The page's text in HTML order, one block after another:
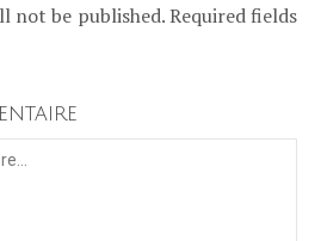
not be published. Required fields